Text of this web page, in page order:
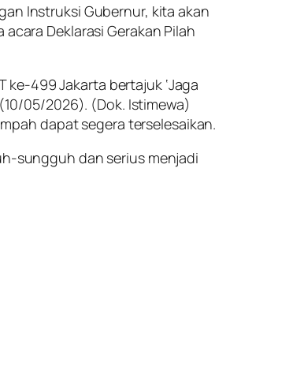
Instruksi Gubernur, kita akan
Deklarasi Gerakan Pilah
ke-499 Jakarta bertajuk ‘Jaga
05/2026). (Dok. Istimewa)
dapat segera terselesaikan.
sungguh dan serius menjadi